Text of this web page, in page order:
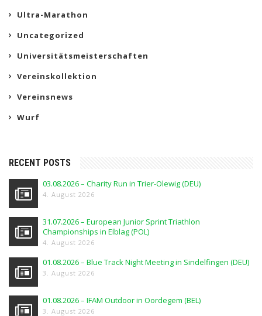
Ultra-Marathon
Uncategorized
Universitätsmeisterschaften
Vereinskollektion
Vereinsnews
Wurf
RECENT POSTS
03.08.2026 – Charity Run in Trier-Olewig (DEU)
4. August 2026
31.07.2026 – European Junior Sprint Triathlon
Championships in Elblag (POL)
4. August 2026
01.08.2026 – Blue Track Night Meeting in Sindelfingen (DEU)
3. August 2026
01.08.2026 – IFAM Outdoor in Oordegem (BEL)
3. August 2026